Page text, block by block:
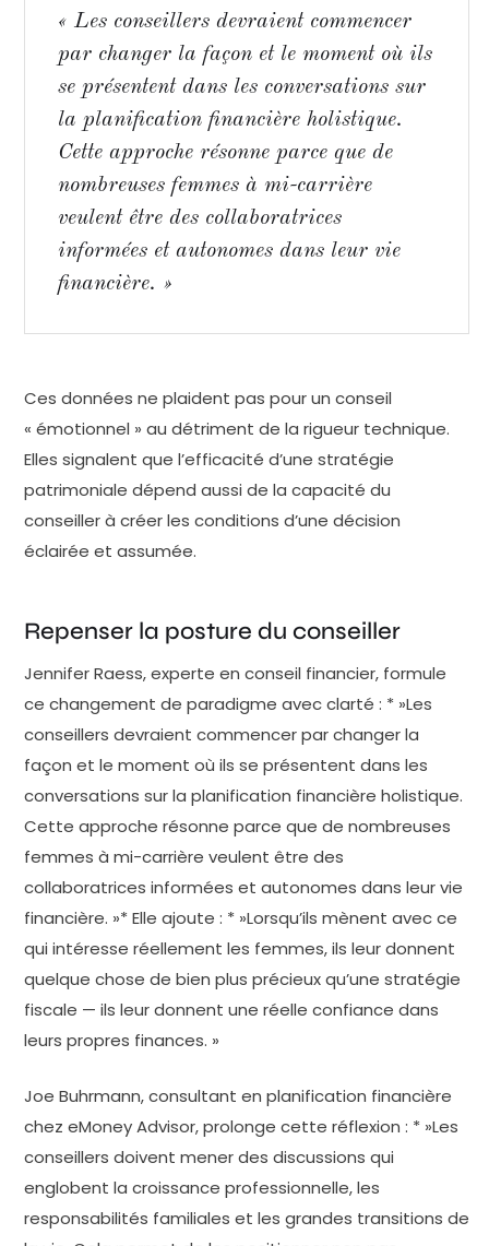
« Les conseillers devraient commencer
par changer la façon et le moment où ils
se présentent dans les conversations sur
la planification financière holistique.
Cette approche résonne parce que de
nombreuses femmes à mi-carrière
veulent être des collaboratrices
informées et autonomes dans leur vie
financière. »
Ces données ne plaident pas pour un conseil
« émotionnel » au détriment de la rigueur technique.
Elles signalent que l’efficacité d’une stratégie
patrimoniale dépend aussi de la capacité du
conseiller à créer les conditions d’une décision
éclairée et assumée.
Repenser la posture du conseiller
Jennifer Raess, experte en conseil financier, formule
ce changement de paradigme avec clarté : * »Les
conseillers devraient commencer par changer la
façon et le moment où ils se présentent dans les
conversations sur la planification financière holistique.
Cette approche résonne parce que de nombreuses
femmes à mi-carrière veulent être des
collaboratrices informées et autonomes dans leur vie
financière. »* Elle ajoute : * »Lorsqu’ils mènent avec ce
qui intéresse réellement les femmes, ils leur donnent
quelque chose de bien plus précieux qu’une stratégie
fiscale — ils leur donnent une réelle confiance dans
leurs propres finances. »
Joe Buhrmann, consultant en planification financière
chez eMoney Advisor, prolonge cette réflexion : * »Les
conseillers doivent mener des discussions qui
englobent la croissance professionnelle, les
responsabilités familiales et les grandes transitions de